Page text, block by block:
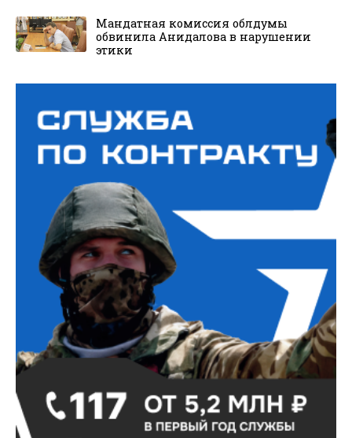
Мандатная комиссия облдумы
обвинила Анидалова в нарушении
этики